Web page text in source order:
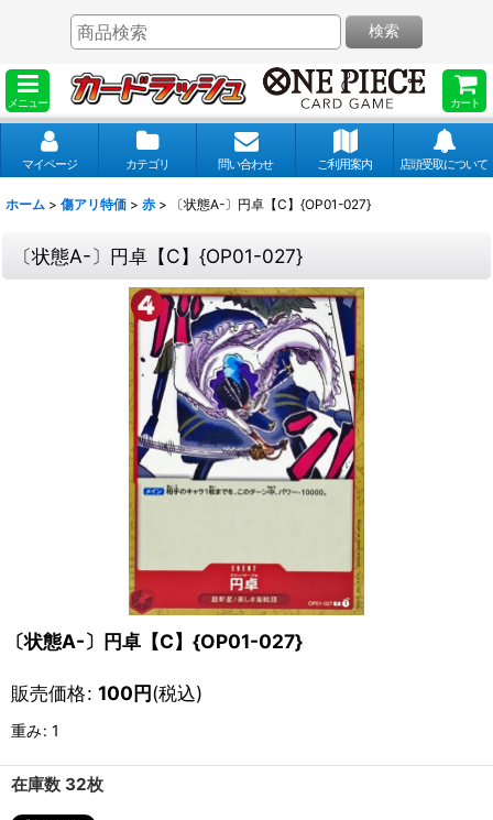
メニュー カート
検索
マイページ カテゴリ 問い合わせ ご利用案内 店頭受取について
ホーム > 傷アリ特価 > 赤 > 〔状態A-〕円卓【C】{OP01-027}
〔状態A-〕円卓【C】{OP01-027}
〔状態A-〕円卓【C】{OP01-027}
販売価格: 100円(税込)
重み: 1
在庫数 32枚